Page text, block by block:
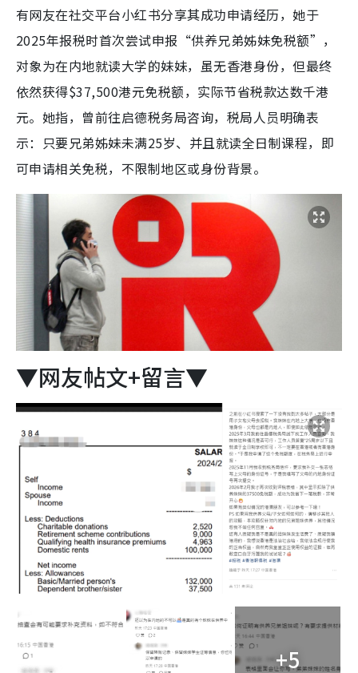
有网友在社交平台小红书分享其成功申请经历，她于
2025年报税时首次尝试申报“供养兄弟姊妹免税额”，
对象为在内地就读大学的妹妹，虽无香港身份，但最终
依然获得$37,500港元免税额，实际节省税款达数千港
元。她指，曾前往启德税务局咨询，税局人员明确表
示：只要兄弟姊妹未满25岁、并且就读全日制课程，即
可申请相关免税，不限制地区或身份背景。
▼网友帖文+留言▼
+5